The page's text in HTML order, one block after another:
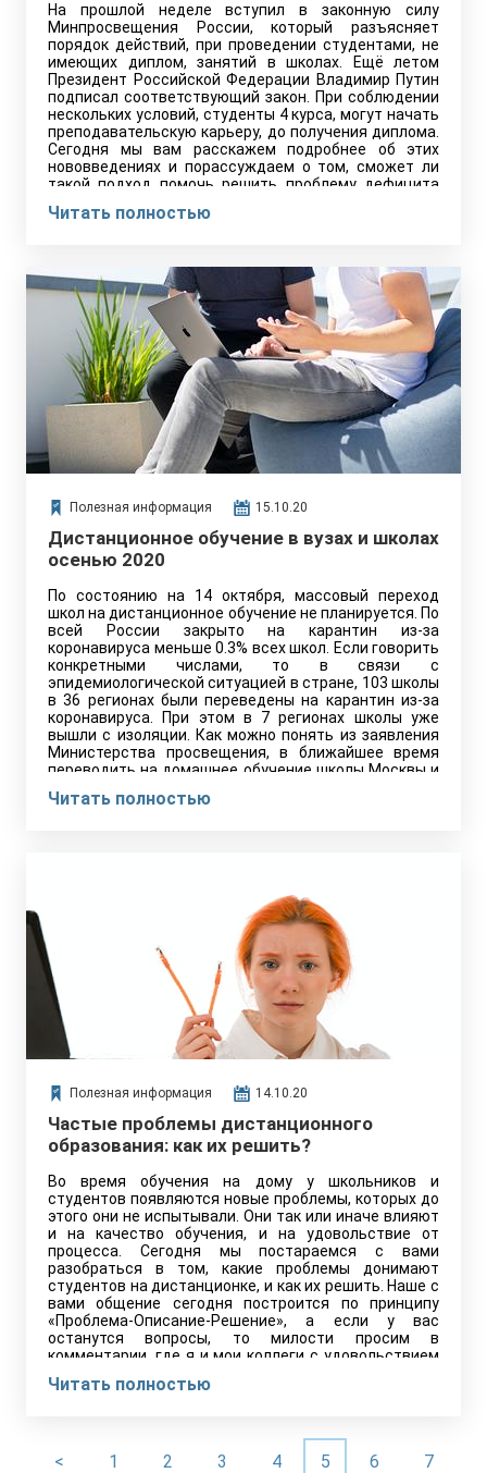
На прошлой неделе вступил в законную силу
Минпросвещения России, который разъясняет
порядок действий, при проведении студентами, не
имеющих диплом, занятий в школах. Ещё летом
Президент Российской Федерации Владимир Путин
подписал соответствующий закон. При соблюдении
нескольких условий, студенты 4 курса, могут начать
преподавательскую карьеру, до получения диплома.
Сегодня мы вам расскажем подробнее об этих
нововведениях и порассуждаем о том, сможет ли
такой подход помочь решить проблему дефицита
Читать полностью
Полезная информация 15.10.20
Дистанционное обучение в вузах и школах
осенью 2020
По состоянию на 14 октября, массовый переход
школ на дистанционное обучение не планируется. По
всей России закрыто на карантин из-за
коронавируса меньше 0.3% всех школ. Если говорить
конкретными числами, то в связи с
эпидемиологической ситуацией в стране, 103 школы
в 36 регионах были переведены на карантин из-за
коронавируса. При этом в 7 регионах школы уже
вышли с изоляции. Как можно понять из заявления
Министерства просвещения, в ближайшее время
переводить на домашнее обучение школы Москвы и
карантинных мер принимаются на местах на
Читать полностью
Полезная информация 14.10.20
Частые проблемы дистанционного
образования: как их решить?
Во время обучения на дому у школьников и
студентов появляются новые проблемы, которых до
этого они не испытывали. Они так или иначе влияют
и на качество обучения, и на удовольствие от
процесса. Сегодня мы постараемся с вами
разобраться в том, какие проблемы донимают
студентов на дистанционке, и как их решить. Наше с
вами общение сегодня построится по принципу
«Проблема-Описание-Решение», а если у вас
останутся вопросы, то милости просим в
комментарии, где я и мои коллеги с удовольствием
Читать полностью
< 1 2 3 4 5 6 7